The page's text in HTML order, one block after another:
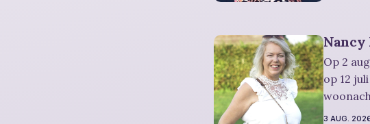
Nancy
Op 2
op 12
woonachtig in
3 AUG.